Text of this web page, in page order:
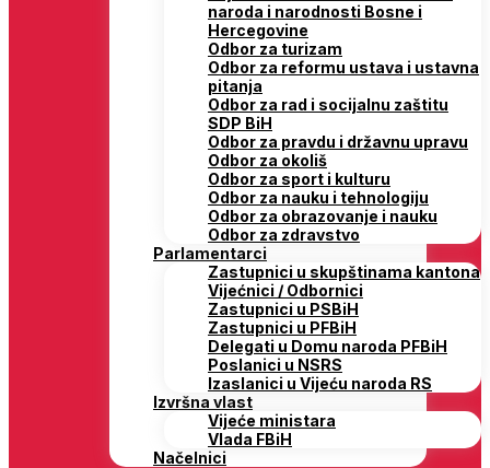
naroda i narodnosti Bosne i
Hercegovine
Odbor za turizam
Odbor za reformu ustava i ustavna
pitanja
Odbor za rad i socijalnu zaštitu
SDP BiH
Odbor za pravdu i državnu upravu
Odbor za okoliš
Odbor za sport i kulturu
Odbor za nauku i tehnologiju
Odbor za obrazovanje i nauku
Odbor za zdravstvo
Parlamentarci
Zastupnici u skupštinama kantona
Vijećnici / Odbornici
Zastupnici u PSBiH
Zastupnici u PFBiH
Delegati u Domu naroda PFBiH
Poslanici u NSRS
Izaslanici u Vijeću naroda RS
Izvršna vlast
Vijeće ministara
Vlada FBiH
Načelnici